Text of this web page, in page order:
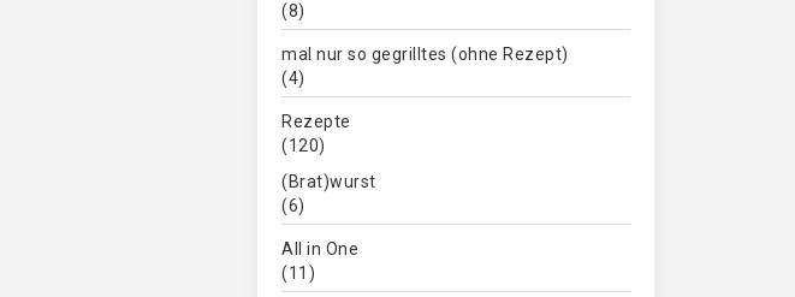
(8)
mal nur so gegrilltes (ohne Rezept)
(4)
Rezepte
(120)
(Brat)wurst
(6)
All in One
(11)